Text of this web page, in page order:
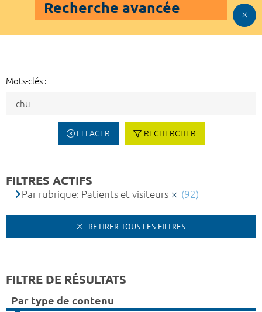
Recherche avancée
Mots-clés :
EFFACER RECHERCHER
FILTRES ACTIFS
Par rubrique: Patients et visiteurs (92)
RETIRER TOUS LES FILTRES
FILTRE DE RÉSULTATS
Par type de contenu